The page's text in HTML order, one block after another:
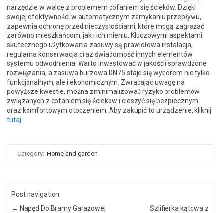
narzędzie w walce z problemem cofaniem się ścieków. Dzięki
swojej efektywności w automatycznym zamykaniu przepływu,
zapewnia ochronę przed nieczystościami, które mogą zagrażać
zarówno mieszkańcom, jak i ich mieniu. Kluczowymi aspektami
skutecznego użytkowania zasuwy są prawidłowa instalacja,
regularna konserwacja oraz świadomość innych elementów
systemu odwodnienia. Warto inwestować w jakość i sprawdzone
rozwiązania, a zasuwa burzowa DN75 staje się wyborem nie tylko
funkcjonalnym, ale i ekonomicznym. Zwracając uwagę na
powyższe kwestie, można zminimalizować ryzyko problemów
związanych z cofaniem się ścieków i cieszyć się bezpiecznym
oraz komfortowym otoczeniem. Aby zakupić to urządzenie, kliknij
tutaj
Category: Home and garden
Post navigation
← Napęd Do Bramy Garażowej
Szlifierka kątowa z